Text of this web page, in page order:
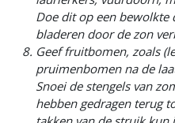
Doe dit op een bewolkte
bladeren door de zon
Geef fruitbomen, zoals
pruimenbomen na de
Snoei de stengels van
hebben gedragen terug